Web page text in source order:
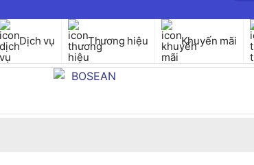
Dịch vụ Thương hiệu Khuyến mãi